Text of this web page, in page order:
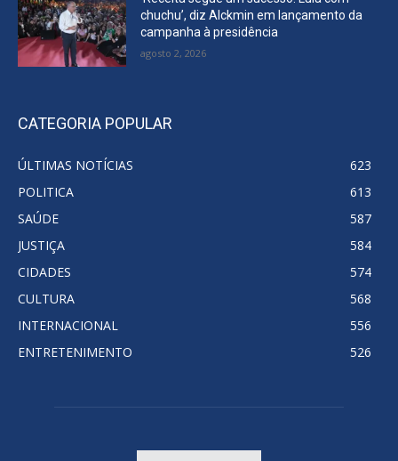
chuchu’, diz Alckmin em lançamento da
campanha à presidência
agosto 2, 2026
CATEGORIA POPULAR
ÚLTIMAS NOTÍCIAS
623
POLITICA
613
SAÚDE
587
JUSTIÇA
584
CIDADES
574
CULTURA
568
INTERNACIONAL
556
ENTRETENIMENTO
526